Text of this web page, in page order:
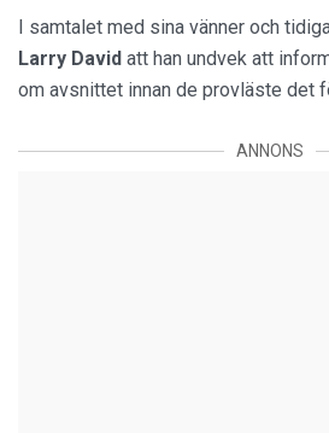
I samtalet med sina vänner och
Larry David att han undvek att
om avsnittet innan de provläste det
ANNONS